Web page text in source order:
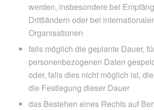
werden, insbesondere bei
Drittländern oder bei
Organisationen
falls möglich die geplante Dauer,
personenbezogenen Daten
oder, falls dies nicht möglich ist,
die Festlegung dieser Dauer
das Bestehen eines Rechts auf